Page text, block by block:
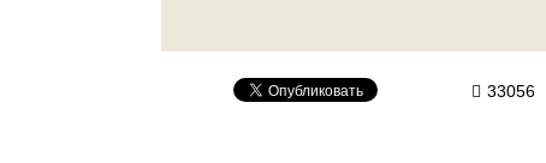
33056